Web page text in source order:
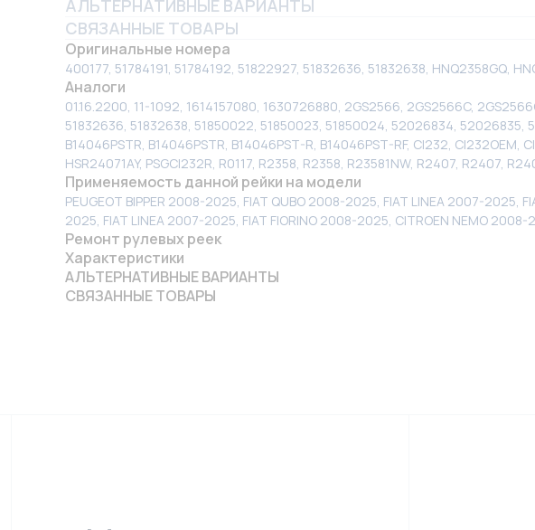
АЛЬТЕРНАТИВНЫЕ ВАРИАНТЫ
СВЯЗАННЫЕ ТОВАРЫ
Оригинальные номера
400177, 51784191, 51784192, 51822927, 51832636, 51832638, HNQ2358GQ,
Аналоги
01.16.2200, 11-1092, 1614157080, 1630726880, 2GS2566, 2GS2566C,
51832636, 51832638, 51850022, 51850023, 51850024, 52026834, 52026835,
B14046PSTR, B14046PSTR, B14046PST-R, B14046PST-RF, CI232,
HSR24071AY, PSGCI232R, R0117, R2358, R2358, R23581NW, R2407, R2407,
Применяемость данной рейки на модели
PEUGEOT BIPPER 2008-2025, FIAT QUBO 2008-2025, FIAT LINEA 2007-2025,
2025, FIAT LINEA 2007-2025, FIAT FIORINO 2008-2025, CITROEN NEMO 2008-
Ремонт рулевых реек
Характеристики
АЛЬТЕРНАТИВНЫЕ ВАРИАНТЫ
СВЯЗАННЫЕ ТОВАРЫ